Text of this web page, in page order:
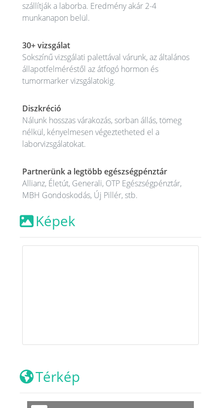
szállítják a laborba. Eredmény akár 2-4
munkanapon belül.
30+ vizsgálat
Sokszínű vizsgálati palettával várunk, az általános
állapotfelméréstől az átfogó hormon és
tumormarker vizsgálatokig.
Diszkréció
Nálunk hosszas várakozás, sorban állás, tömeg
nélkül, kényelmesen végeztetheted el a
laborvizsgálatokat.
Partnerünk a legtöbb egészségpénztár
Allianz, Életút, Generali, OTP Egészségpénztár,
MBH Gondoskodás, Új Pillér, stb.
Képek
Térkép